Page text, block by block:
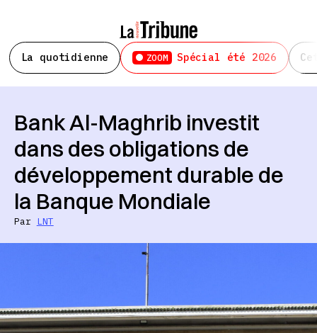
La quotidienne ZOOM Spécial été 2026
Bank Al-Maghrib investit
dans des obligations de
développement durable de
la Banque Mondiale
Par LNT